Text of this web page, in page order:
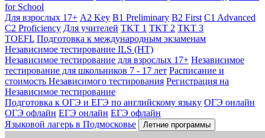
for School
Для взрослых 17+ A2 Key B1 Preliminary B2 First C1 Advanced
C2 Proficiency Для учителей TKT 1 TKT 2 TKT 3
TOEFL Подготовка к международным экзаменам
Независимое тестирование ILS (НТ)
Независимое тестирование для взрослых 17+ Независимое
тестирование для школьников 7 - 17 лет Расписание и
стоимость Независимого тестирования Регистрация на
Независимое тестирование
Подготовка к ОГЭ и ЕГЭ по английскому языку ОГЭ онлайн
ОГЭ офлайн ЕГЭ онлайн ЕГЭ офлайн
Языковой лагерь в Подмосковье
Летние программы